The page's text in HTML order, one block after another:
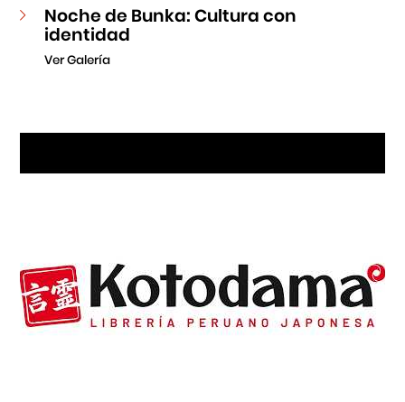
Noche de Bunka: Cultura con
identidad
Ver Galería